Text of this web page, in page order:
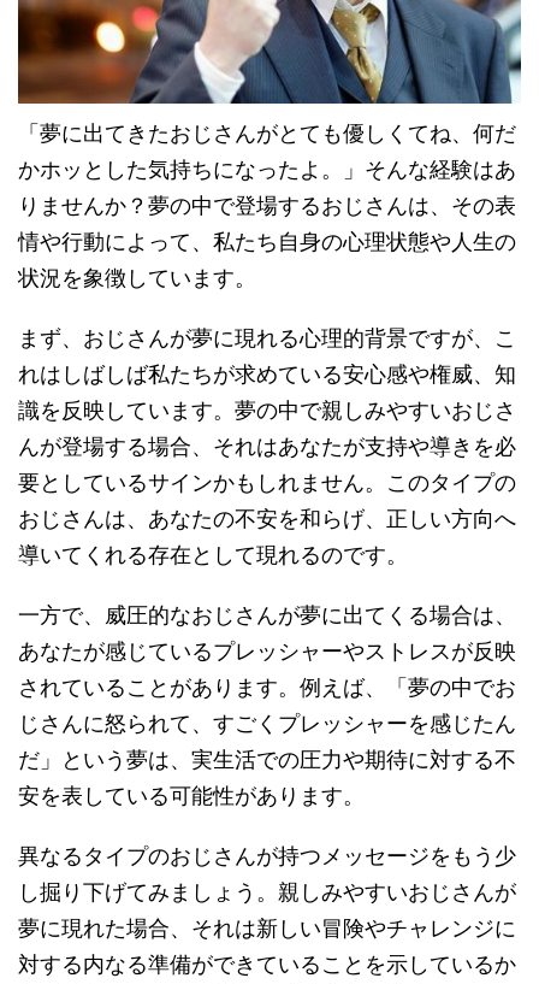
「夢に出てきたおじさんがとても優しくてね、何だ
かホッとした気持ちになったよ。」そんな経験はあ
りませんか？夢の中で登場するおじさんは、その表
情や行動によって、私たち自身の心理状態や人生の
状況を象徴しています。
まず、おじさんが夢に現れる心理的背景ですが、こ
れはしばしば私たちが求めている安心感や権威、知
識を反映しています。夢の中で親しみやすいおじさ
んが登場する場合、それはあなたが支持や導きを必
要としているサインかもしれません。このタイプの
おじさんは、あなたの不安を和らげ、正しい方向へ
導いてくれる存在として現れるのです。
一方で、威圧的なおじさんが夢に出てくる場合は、
あなたが感じているプレッシャーやストレスが反映
されていることがあります。例えば、「夢の中でお
じさんに怒られて、すごくプレッシャーを感じたん
だ」という夢は、実生活での圧力や期待に対する不
安を表している可能性があります。
異なるタイプのおじさんが持つメッセージをもう少
し掘り下げてみましょう。親しみやすいおじさんが
夢に現れた場合、それは新しい冒険やチャレンジに
対する内なる準備ができていることを示しているか